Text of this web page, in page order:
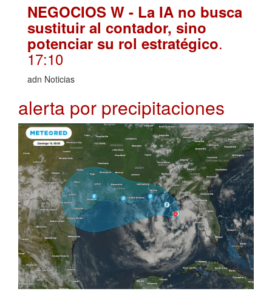
NEGOCIOS W - La IA no busca
sustituir al contador, sino
potenciar su rol estratégico.
17:10
adn Noticias
alerta por precipitaciones